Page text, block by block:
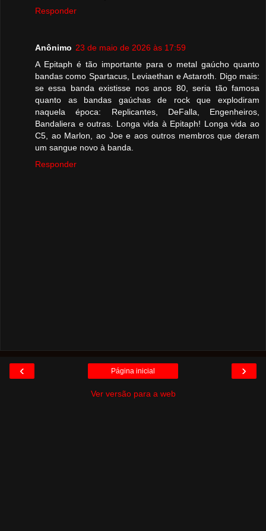
Responder
Anônimo 23 de maio de 2026 às 17:59
A Epitaph é tão importante para o metal gaúcho quanto
bandas como Spartacus, Leviaethan e Astaroth. Digo mais:
se essa banda existisse nos anos 80, seria tão famosa
quanto as bandas gaúchas de rock que explodiram
naquela época: Replicantes, DeFalla, Engenheiros,
Bandaliera e outras. Longa vida à Epitaph! Longa vida ao
C5, ao Marlon, ao Joe e aos outros membros que deram
um sangue novo à banda.
Responder
‹ ›
Página inicial
Ver versão para a web